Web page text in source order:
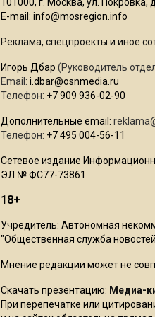
E-mail: info@mosregion.info
Реклама, спецпроекты и иное
Игорь Дбар (Руководитель
Email: i.dbar@osnmedia.ru
Телефон: +7 909 936-02-90
Дополнительные email:
Телефон: +7 495 004-56-11
Сетевое издание
ЭЛ № ФС77-73861.
18+
Учредитель: Автономная
"Общественная служба
Мнение редакции может не
Скачать презентацию: Медиа-
При перепечатке или